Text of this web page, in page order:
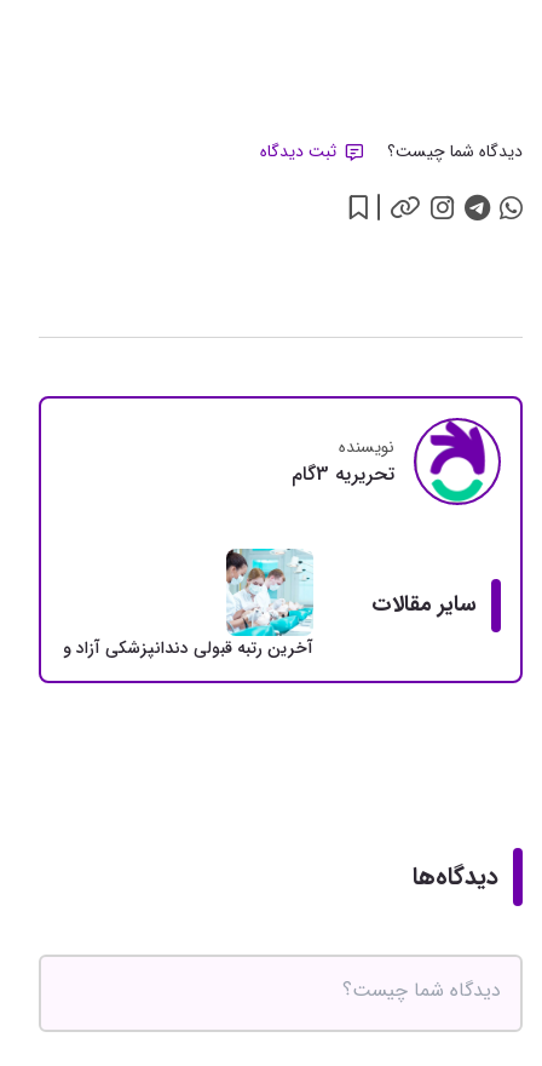
دیدگاه شما چیست؟ ثبت دیدگاه
نویسنده
تحريريه 3گام
سایر مقالات
آخرین رتبه قبولی دندانپزشکی آزاد و دولتی +
دیدگاه‌ها